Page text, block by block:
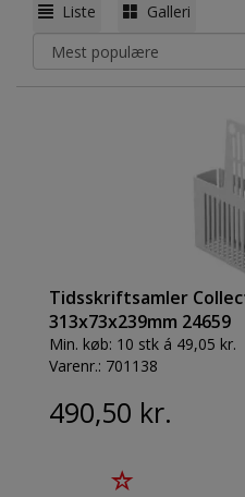
Liste
Galleri
Tidsskriftsamler
313x73x239mm 24659
Min. køb: 10 stk á 49,05 kr.
Varenr.: 701138
490,50 kr.